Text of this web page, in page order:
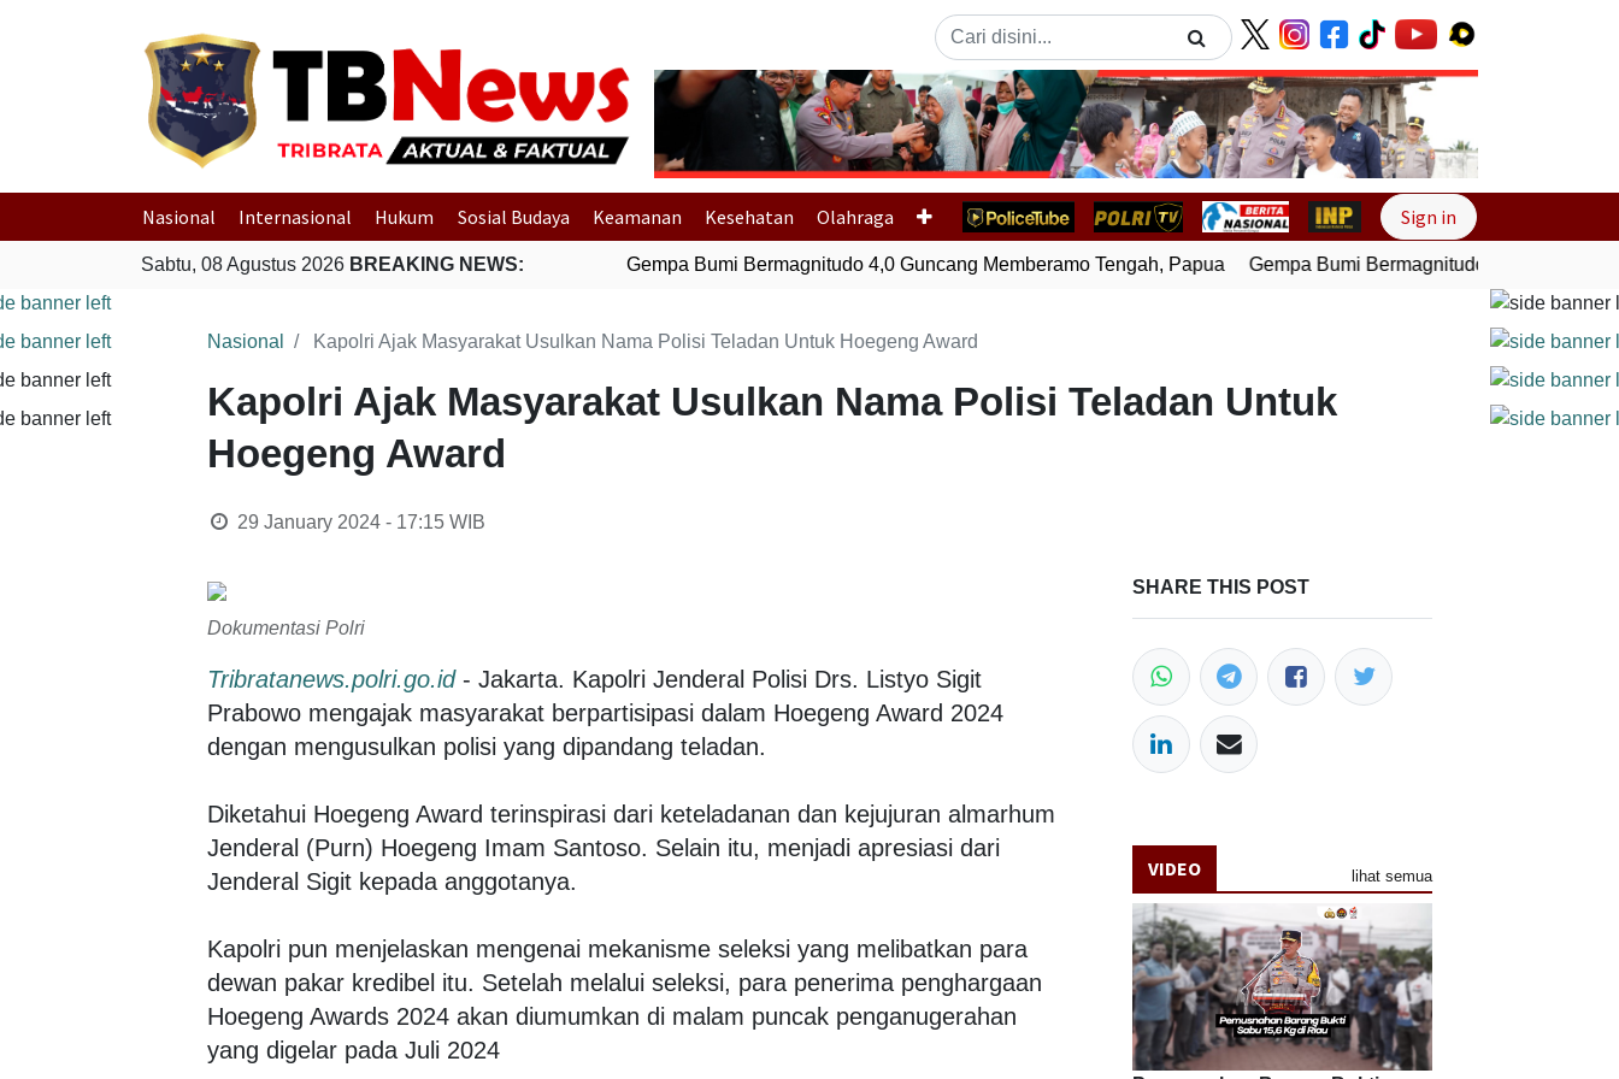
Previous Next
Nasional Internasional Hukum Sosial Budaya Keamanan Kesehatan Olahraga Sign in
Sabtu, 08 Agustus 2026 BREAKING NEWS: Gempa Bumi Bermagnitudo 4,0 Guncang Memberamo Tengah, Papua Gempa Bumi Bermagnitudo 4,0 Guncang
Nasional Kapolri Ajak Masyarakat Usulkan Nama Polisi Teladan Untuk Hoegeng Award
Kapolri Ajak Masyarakat Usulkan Nama Polisi Teladan Untuk
Hoegeng Award
29 January 2024 - 17:15WIB
Dokumentasi Polri
Tribratanews.polri.go.id- Jakarta. Kapolri Jenderal Polisi Drs. Listyo Sigit
Prabowo mengajak masyarakat berpartisipasi dalam Hoegeng Award 2024
dengan mengusulkan polisi yang dipandang teladan.
Diketahui Hoegeng Award terinspirasi dari keteladanan dan kejujuran almarhum
Jenderal (Purn) Hoegeng Imam Santoso. Selain itu, menjadi apresiasi dari
Jenderal Sigit kepada anggotanya.
Kapolri pun menjelaskan mengenai mekanisme seleksi yang melibatkan para
dewan pakar kredibel itu. Setelah melalui seleksi, para penerima penghargaan
Hoegeng Awards 2024 akan diumumkan di malam puncak penganugerahan
yang digelar pada Juli 2024
SHARE THIS POST
VIDEO lihat semua